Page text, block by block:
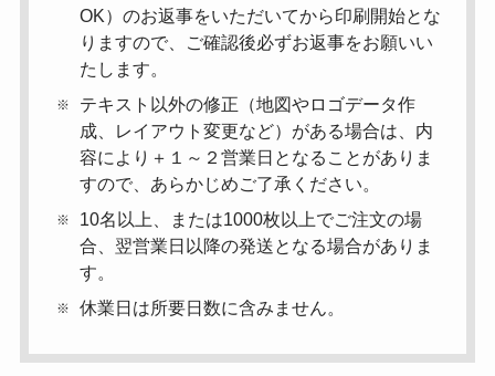
OK）のお返事をいただいてから印刷開始とな
りますので、ご確認後必ずお返事をお願いい
たします。
テキスト以外の修正（地図やロゴデータ作
成、レイアウト変更など）がある場合は、内
容により＋１～２営業日となることがありま
すので、あらかじめご了承ください。
10名以上、または1000枚以上でご注文の場
合、翌営業日以降の発送となる場合がありま
す。
休業日は所要日数に含みません。